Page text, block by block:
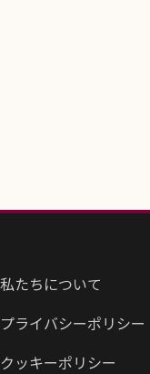
私たちについて
プライバシーポリシー
クッキーポリシー